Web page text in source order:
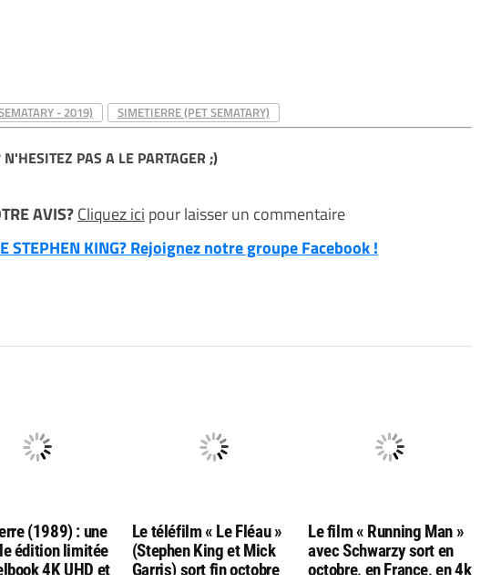
- 2019) SIMETIERRE (PET SEMATARY)
PAS A LE PARTAGER ;)
AVIS?Cliquez ici pour laisser un commentaire
STEPHEN KING? Rejoignez notre groupe Facebook !
(1989) : une
édition limitée
4K UHD et
Le téléfilm « Le Fléau »
(Stephen King et Mick
Garris) sort fin octobre
Le film « Running Man »
avec Schwarzy sort en
octobre, en France, en 4k